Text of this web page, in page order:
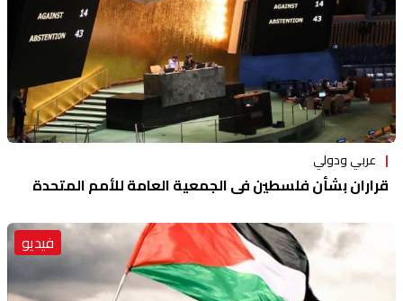
عربي ودولي
قراران بشأن فلسطين في الجمعية العامة للأمم المتحدة
فيديو